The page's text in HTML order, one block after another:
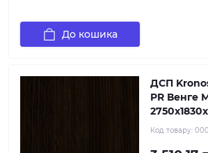
До кошика
ДСП
PR Венге
Код товару: